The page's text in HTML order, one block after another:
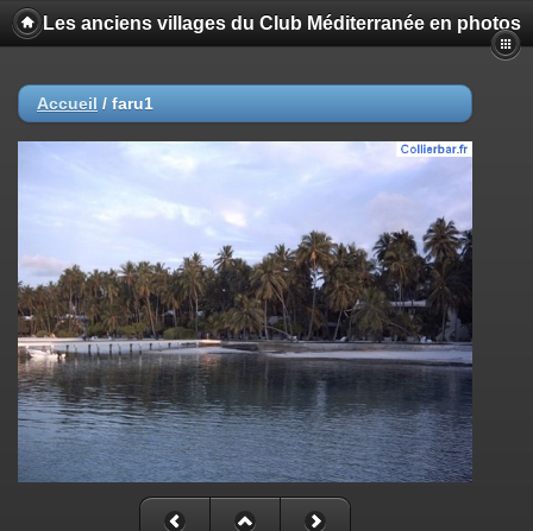
Les anciens villages du Club Méditerranée en photos
Accueil / faru1